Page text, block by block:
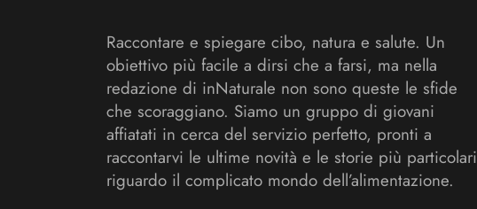
Raccontare e spiegare cibo, natura e salute. Un
obiettivo più facile a dirsi che a farsi, ma nella
redazione di inNaturale non sono queste le sfide
che scoraggiano. Siamo un gruppo di giovani
affiatati in cerca del servizio perfetto, pronti a
raccontarvi le ultime novità e le storie più particolari
riguardo il complicato mondo dell’alimentazione.